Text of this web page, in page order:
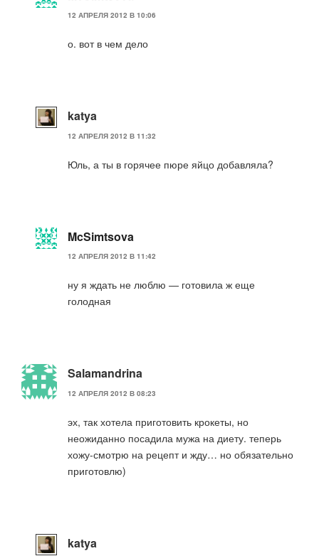
12 АПРЕЛЯ 2012 В 10:06
о. вот в чем дело
katya
12 АПРЕЛЯ 2012 В 11:32
Юль, а ты в горячее пюре яйцо добавляла?
McSimtsova
12 АПРЕЛЯ 2012 В 11:42
ну я ждать не люблю — готовила ж еще
голодная
Salamandrina
12 АПРЕЛЯ 2012 В 08:23
эх, так хотела приготовить крокеты, но
неожиданно посадила мужа на диету. теперь
хожу-смотрю на рецепт и жду… но обязательно
приготовлю)
katya